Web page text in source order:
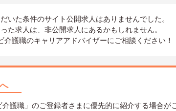
いた条件のサイト公開求人はありませんでした。
た求人は、 非公開求人にあるかもしれません。
介護職のキャリアアドバイザーにご相談ください！
護職」のご登録者さまに優先的に紹介する場合が